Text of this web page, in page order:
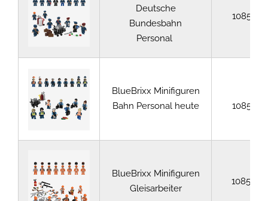
Deutsche
Bundesbahn
Personal
108565
BlueBrixx Minifiguren
Bahn Personal heute
108564
BlueBrixx Minifiguren
Gleisarbeiter
108566